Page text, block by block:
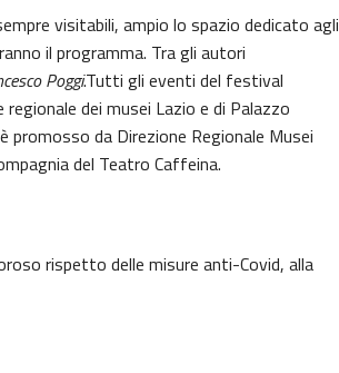
visitabili, ampio lo spazio dedicato agli
il programma. Tra gli autori
Poggi.Tutti gli eventi del festival
dei musei Lazio e di Palazzo
promosso da Direzione Regionale Musei
del Teatro Caffeina.
rispetto delle misure anti-Covid, alla